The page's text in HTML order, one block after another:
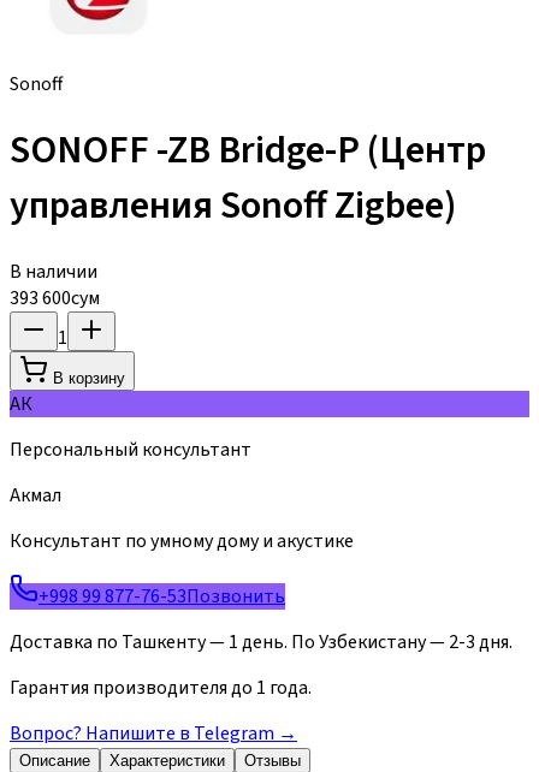
Sonoff
SONOFF -ZB Bridge-P (Центр
управления Sonoff Zigbee)
В наличии
393 600сум
1
В корзину
АК
Персональный консультант
Акмал
Консультант по умному дому и акустике
+998 99 877-76-53Позвонить
Доставка по Ташкенту — 1 день. По Узбекистану — 2-3 дня.
Гарантия производителя до 1 года.
Вопрос? Напишите в Telegram →
Описание Характеристики Отзывы